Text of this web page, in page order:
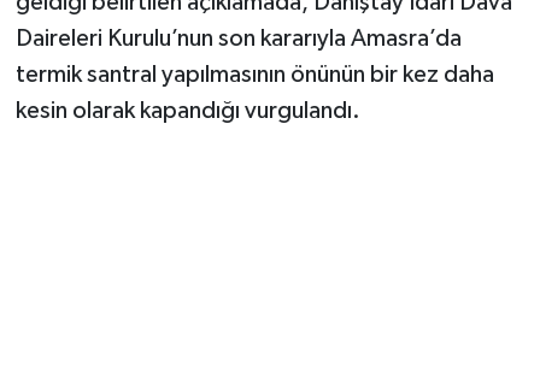
Daireleri Kurulu’nun son kararıyla Amasra’da
termik santral yapılmasının önünün bir kez daha
kesin olarak kapandığı vurgulandı.